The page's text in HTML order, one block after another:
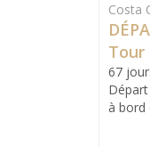
Costa
Tour
67
à bord